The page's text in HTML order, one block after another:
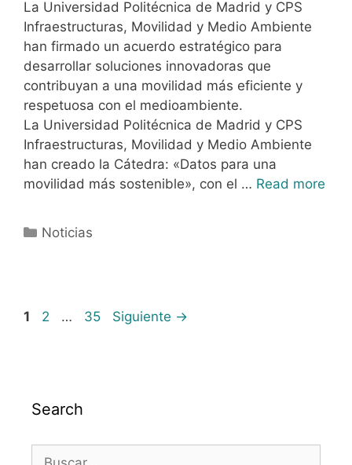
La Universidad Politécnica de Madrid y CPS
Infraestructuras, Movilidad y Medio Ambiente
han firmado un acuerdo estratégico para
desarrollar soluciones innovadoras que
contribuyan a una movilidad más eficiente y
respetuosa con el medioambiente.
La Universidad Politécnica de Madrid y CPS
Infraestructuras, Movilidad y Medio Ambiente
han creado la Cátedra: «Datos para una
movilidad más sostenible», con el … Read more
Noticias
1 2 … 35 Siguiente →
Search